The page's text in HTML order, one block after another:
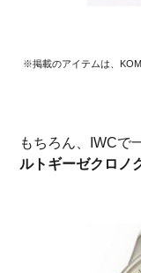
※掲載のアイテムは、
もちろん、IWCで
ルトギーゼクロノ